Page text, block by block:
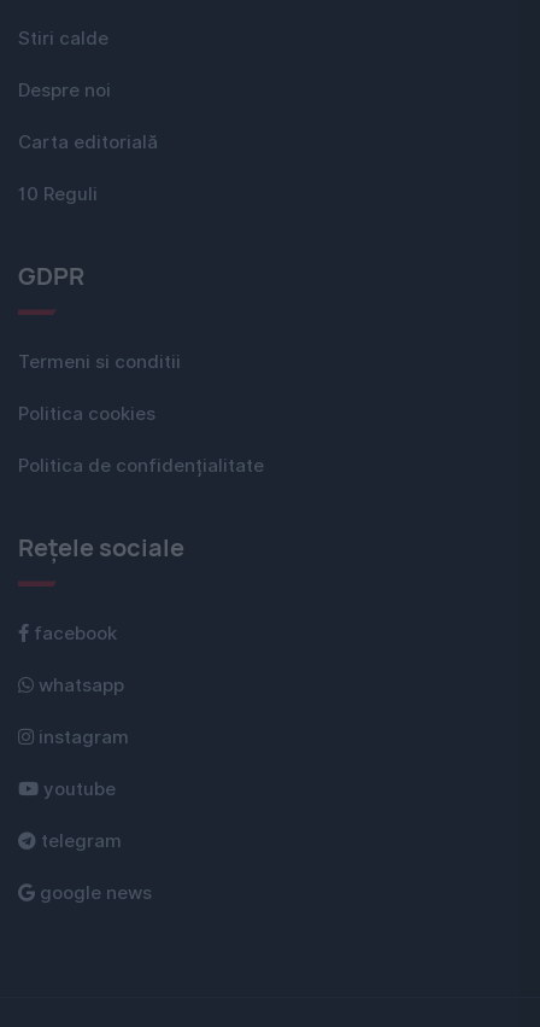
Stiri calde
Despre noi
Carta editorială
10 Reguli
GDPR
Termeni si conditii
Politica cookies
Politica de confidențialitate
Rețele sociale
facebook
whatsapp
instagram
youtube
telegram
google news